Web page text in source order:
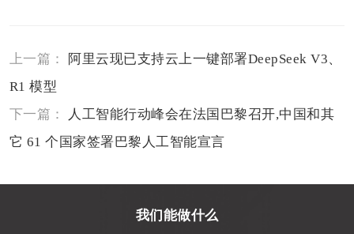
上一篇： 阿里云现已支持云上一键部署DeepSeek V3、
R1 模型
下一篇：
人工智能行动峰会在法国巴黎召开,中国和其
它 61 个国家签署巴黎人工智能宣言
我们能做什么